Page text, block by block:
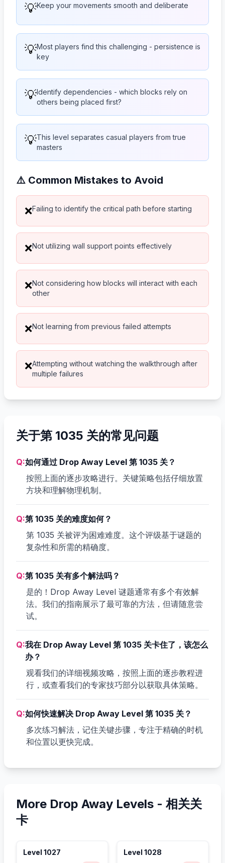
💡Keep your movements smooth and deliberate
💡Most players find this challenging - persistence is
key
💡Identify dependencies - which blocks rely on
others being placed first?
💡This level separates casual players from true
masters
⚠️ Common Mistakes to Avoid
❌Failing to identify the critical path before starting
❌Not utilizing wall support points effectively
❌Not considering how blocks will interact with each
other
❌Not learning from previous failed attempts
❌Attempting without watching the walkthrough after
multiple failures
关于第 1035 关的常见问题
Q:如何通过 Drop Away Level 第 1035 关？
按照上面的逐步攻略进行。关键策略包括仔细放置
方块和理解物理机制。
Q:第 1035 关的难度如何？
第 1035 关被评为困难难度。这个评级基于谜题的
复杂性和所需的精确度。
Q:第 1035 关有多个解法吗？
是的！Drop Away Level 谜题通常有多个有效解
法。我们的指南展示了最可靠的方法，但请随意尝
试。
Q:我在 Drop Away Level 第 1035 关卡住了，该怎么
办？
观看我们的详细视频攻略，按照上面的逐步教程进
行，或查看我们的专家技巧部分以获取具体策略。
Q:如何快速解决 Drop Away Level 第 1035 关？
多次练习解法，记住关键步骤，专注于精确的时机
和位置以更快完成。
More Drop Away Levels - 相关关
卡
Level 1027 Level 1028